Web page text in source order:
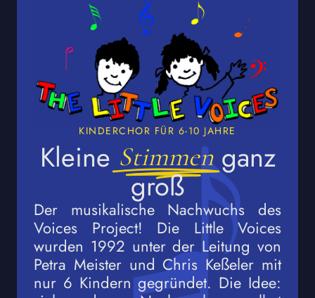
KINDERCHOR FÜR 6-10 JAHRE
Kleine Stimmen ganz
groß
Der musikalische Nachwuchs des
Voices Project! Die Little Voices
wurden 1992 unter der Leitung von
Petra Meister und Chris Keßeler mit
nur 6 Kindern gegründet. Die Idee: